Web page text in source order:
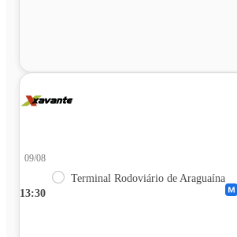
13:30
09/08
Terminal Rodoviário de Araguaína